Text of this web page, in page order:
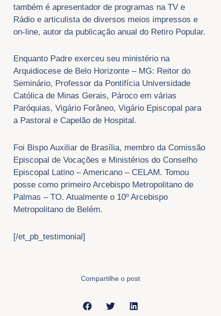
também é apresentador de programas na TV e
Rádio e articulista de diversos meios impressos e
on-line, autor da publicação anual do Retiro Popular.
Enquanto Padre exerceu seu ministério na
Arquidiocese de Belo Horizonte – MG: Reitor do
Seminário, Professor da Pontifícia Universidade
Católica de Minas Gerais, Pároco em várias
Paróquias, Vigário Forâneo, Vigário Episcopal para
a Pastoral e Capelão de Hospital.
Foi Bispo Auxiliar de Brasília, membro da Comissão
Episcopal de Vocações e Ministérios do Conselho
Episcopal Latino – Americano – CELAM. Tomou
posse como primeiro Arcebispo Metropolitano de
Palmas – TO. Atualmente o 10º Arcebispo
Metropolitano de Belém.
[/et_pb_testimonial]
Compartilhe o post